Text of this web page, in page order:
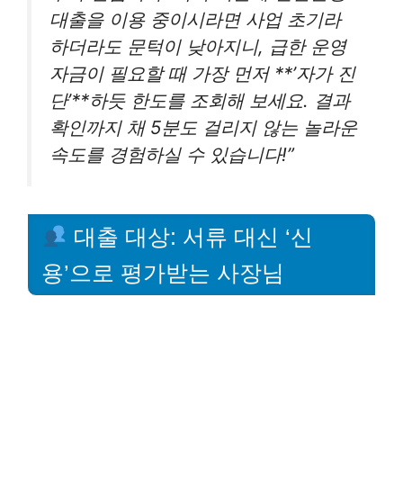
대출을 이용 중이시라면 사업 초기라
하더라도 문턱이 낮아지니, 급한 운영
자금이 필요할 때 가장 먼저 **’자가 진
단’**하듯 한도를 조회해 보세요. 결과
확인까지 채 5분도 걸리지 않는 놀라운
속도를 경험하실 수 있습니다!”
대출 대상: 서류 대신 ‘신
용’으로 평가받는 사장님